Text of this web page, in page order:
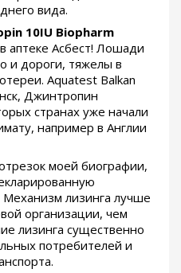
вида.
10IU Biopharm
аптеке Асбест! Лошади
и дороги, тяжелы в
Aquatest Balkan
Джинтропин
странах уже начали
например в Англии
моей биографии,
лизинга лучше
организации, чем
лизинга существенно
потребителей и